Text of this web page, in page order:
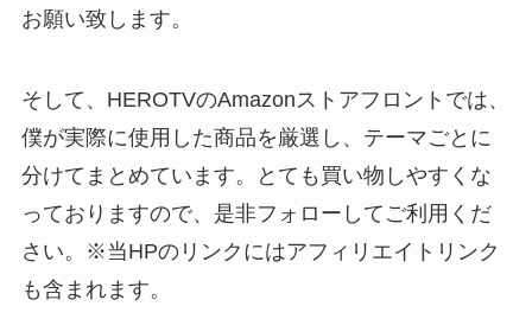
お願い致します。
そして、HEROTVのAmazonストアフロントでは、
僕が実際に使用した商品を厳選し、テーマごとに
分けてまとめています。とても買い物しやすくな
っておりますので、是非フォローしてご利用くだ
さい。※当HPのリンクにはアフィリエイトリンク
も含まれます。